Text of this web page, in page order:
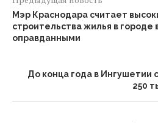
Мэр Краснодара считает
строительства жилья в городе
оправданными
До конца года в Ингушетии
250